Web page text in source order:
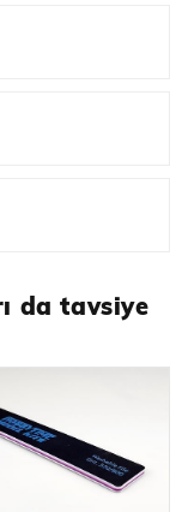
da tavsiye